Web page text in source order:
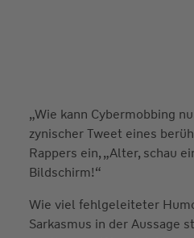
„Wie kann Cybermobbing
zynischer Tweet eines
Rappers ein, „Alter, schau
Bildschirm!“
Wie viel fehlgeleiteter
Sarkasmus in der Aussage